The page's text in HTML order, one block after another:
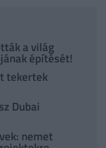
a világ
építését!
tekertek
Dubai
nemet